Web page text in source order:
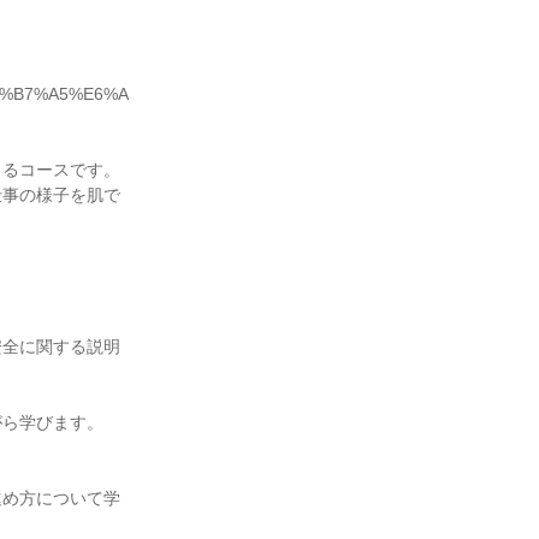
コースです。
の様子を肌で
に関する説明
学びます。
方について学